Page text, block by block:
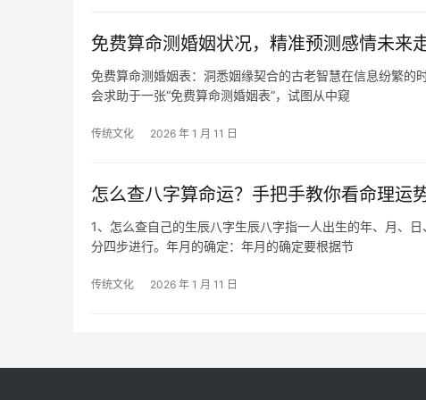
免费算命测婚姻状况，精准预测感情未来
免费算命测婚姻表：洞悉姻缘契合的古老智慧在信息纷繁的
会求助于一张“免费算命测婚姻表”，试图从中窥
传统文化 2026 年 1 月 11 日
怎么查八字算命运？手把手教你看命理运
1、怎么查自己的生辰八字生辰八字指一人出生的年、月、
分四步进行。年月的确定：年月的确定要根据节
传统文化 2026 年 1 月 11 日